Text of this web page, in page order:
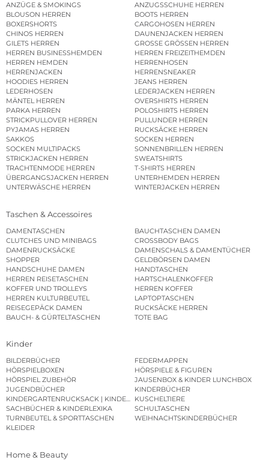
ANZÜGE & SMOKINGS
ANZUGSSCHUHE HERREN
BLOUSON HERREN
BOOTS HERREN
BOXERSHORTS
CARGOHOSEN HERREN
CHINOS HERREN
DAUNENJACKEN HERREN
GILETS HERREN
GROSSE GRÖSSEN HERREN
HERREN BUSINESSHEMDEN
HERREN FREIZEITHEMDEN
HERREN HEMDEN
HERRENHOSEN
HERRENJACKEN
HERRENSNEAKER
HOODIES HERREN
JEANS HERREN
LEDERHOSEN
LEDERJACKEN HERREN
MÄNTEL HERREN
OVERSHIRTS HERREN
PARKA HERREN
POLOSHIRTS HERREN
STRICKPULLOVER HERREN
PULLUNDER HERREN
PYJAMAS HERREN
RUCKSÄCKE HERREN
SAKKOS
SOCKEN HERREN
SOCKEN MULTIPACKS
SONNENBRILLEN HERREN
STRICKJACKEN HERREN
SWEATSHIRTS
TRACHTENMODE HERREN
T-SHIRTS HERREN
ÜBERGANGSJACKEN HERREN
UNTERHEMDEN HERREN
UNTERWÄSCHE HERREN
WINTERJACKEN HERREN
Taschen & Accessoires
DAMENTASCHEN
BAUCHTASCHEN DAMEN
CLUTCHES UND MINIBAGS
CROSSBODY BAGS
DAMENRUCKSÄCKE
DAMENSCHALS & DAMENTÜCHER
SHOPPER
GELDBÖRSEN DAMEN
HANDSCHUHE DAMEN
HANDTASCHEN
HERREN REISETASCHEN
HARTSCHALENKOFFER
KOFFER UND TROLLEYS
HERREN KOFFER
HERREN KULTURBEUTEL
LAPTOPTASCHEN
REISEGEPÄCK DAMEN
RUCKSÄCKE HERREN
BAUCH- & GÜRTELTASCHEN
TOTE BAG
Kinder
BILDERBÜCHER
FEDERMAPPEN
HÖRSPIELBOXEN
HÖRSPIELE & FIGUREN
HÖRSPIEL ZUBEHÖR
JAUSENBOX & KINDER LUNCHBOX
JUGENDBÜCHER
KINDERBÜCHER
KINDERGARTENRUCKSACK | KINDERGARTENBEUTEL
KUSCHELTIERE
SACHBÜCHER & KINDERLEXIKA
SCHULTASCHEN
TURNBEUTEL & SPORTTASCHEN
WEIHNACHTSKINDERBÜCHER
KLEIDER
Home & Beauty